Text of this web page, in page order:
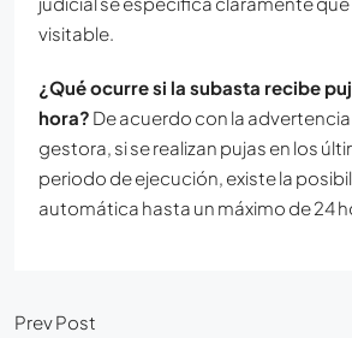
visitable.
¿Qué ocurre si la subasta recibe
hora? De acuerdo con la
gestora, si se realizan pujas en los
periodo de ejecución, existe la
automática hasta un máximo de 24
Prev Post